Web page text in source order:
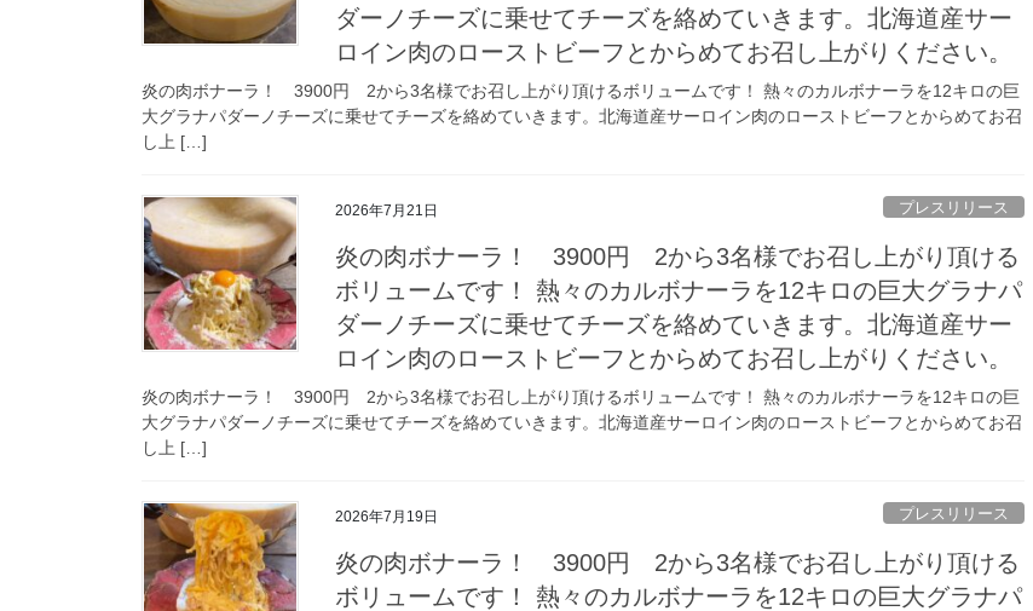
ダーノチーズに乗せてチーズを絡めていきます。北海道産サー
ロイン肉のローストビーフとからめてお召し上がりください。
炎の肉ボナーラ！ 3900円 2から3名様でお召し上がり頂けるボリュームです！ 熱々のカルボナーラを12キロの巨
大グラナパダーノチーズに乗せてチーズを絡めていきます。北海道産サーロイン肉のローストビーフとからめてお召
し上 […]
2026年7月21日 プレスリリース
炎の肉ボナーラ！ 3900円 2から3名様でお召し上がり頂ける
ボリュームです！ 熱々のカルボナーラを12キロの巨大グラナパ
ダーノチーズに乗せてチーズを絡めていきます。北海道産サー
ロイン肉のローストビーフとからめてお召し上がりください。
炎の肉ボナーラ！ 3900円 2から3名様でお召し上がり頂けるボリュームです！ 熱々のカルボナーラを12キロの巨
大グラナパダーノチーズに乗せてチーズを絡めていきます。北海道産サーロイン肉のローストビーフとからめてお召
し上 […]
2026年7月19日 プレスリリース
炎の肉ボナーラ！ 3900円 2から3名様でお召し上がり頂ける
ボリュームです！ 熱々のカルボナーラを12キロの巨大グラナパ